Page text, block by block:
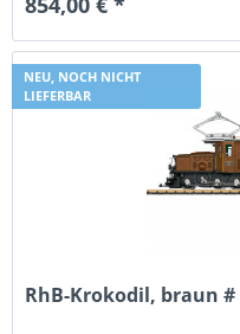
NEU, NOCH NICHT
LIEFERBAR
RhB-Krokodil, braun